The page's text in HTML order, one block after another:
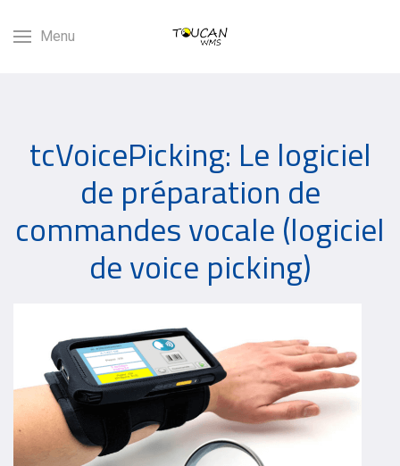
Menu
tcVoicePicking: Le logiciel
de préparation de
commandes vocale (logiciel
de voice picking)